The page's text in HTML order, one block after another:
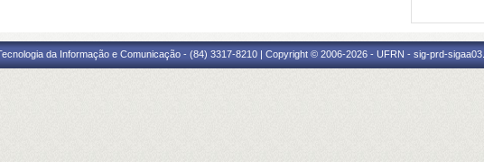
da Informação e Comunicação - (84) 3317-8210 | Copyright © 2006-2026 - UFRN - sig-prd-